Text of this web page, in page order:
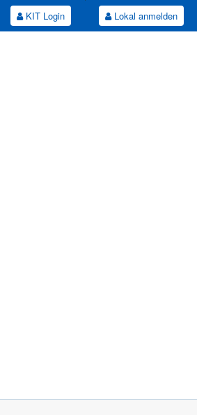
KIT Login Lokal anmelden